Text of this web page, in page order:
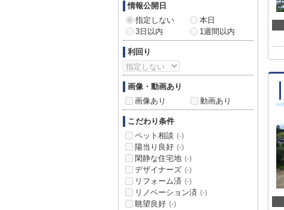
情報公開日
指定しない
本日
3日以内
1週間以内
利回り
画像・動画あり
画像あり
動画あり
こだわり条件
ペット相談 (-)
陽当り良好 (-)
閑静な住宅地 (-)
デザイナーズ (-)
リフォーム済 (-)
リノベーション済 (-)
眺望良好 (-)